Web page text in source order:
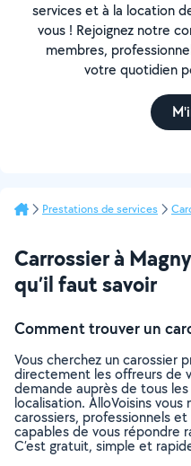
services et à la location
vous ! Rejoignez notre
membres,
votre quotidien
Prestations de services
Carrossier à
qu’il faut savoir
Comment trouver un
Vous cherchez un carossier
directement les offreurs de
demande auprès de tous
localisation. AlloVoisins
carossiers, professionnels
capables de vous répondre
C’est gratuit, simple et